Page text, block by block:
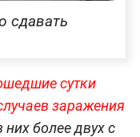
сдавать
сутки
заражения
них более двух с